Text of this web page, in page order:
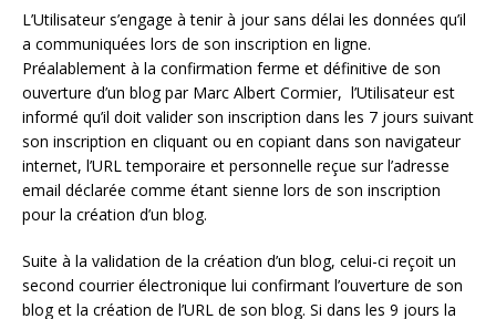
L’Utilisateur s’engage à tenir à jour sans délai les données qu’il
a communiquées lors de son inscription en ligne.
Préalablement à la confirmation ferme et définitive de son
ouverture d’un blog par Marc Albert Cormier, l’Utilisateur est
informé qu’il doit valider son inscription dans les 7 jours suivant
son inscription en cliquant ou en copiant dans son navigateur
internet, l’URL temporaire et personnelle reçue sur l’adresse
email déclarée comme étant sienne lors de son inscription
pour la création d’un blog.
Suite à la validation de la création d’un blog, celui-ci reçoit un
second courrier électronique lui confirmant l’ouverture de son
blog et la création de l’URL de son blog. Si dans les 9 jours la